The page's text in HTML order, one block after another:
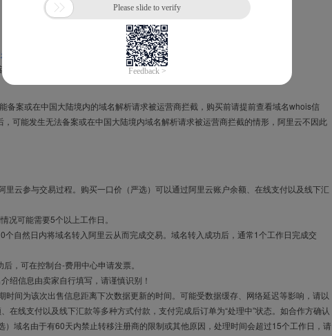
信息模板
进入
完成绑定。
案或在中国大陆境内的域名解析请求被运营商拦截，购买前请提前查看域名whois信
可能发生无法备案或在中国大陆境内域名解析请求被运营商拦截的情形，阿里云不因此
云参与交易过程。购买一口价（严选）可以通过阿里云账户余额、在线支付以及线下汇
况可能需要5个以上工作日。
自然日内将域名转入阿里云从而完成交易。域名转入成功后，通常1个工作日完成交
，可在控制台-费用中心申请发票。
绍信息由卖家自行填写，请谨慎识别！
间为该次出售信息距离下次数据更新的时间。可能受数据缓存、网络延迟等影响，请以
在线支付以及线下汇款等多种方式付款，支付完成后订单为“处理中”状态。如合作方确认
域名由于有60天内禁止转移注册商的限制或其他原因，处理时间会超过15个工作日，请